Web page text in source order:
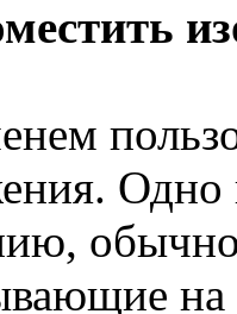
обычно